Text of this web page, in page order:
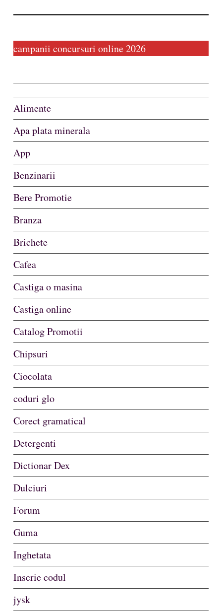
campanii concursuri online 2026
Alimente
Apa plata minerala
App
Benzinarii
Bere Promotie
Branza
Brichete
Cafea
Castiga o masina
Castiga online
Catalog Promotii
Chipsuri
Ciocolata
coduri glo
Corect gramatical
Detergenti
Dictionar Dex
Dulciuri
Forum
Guma
Inghetata
Inscrie codul
jysk